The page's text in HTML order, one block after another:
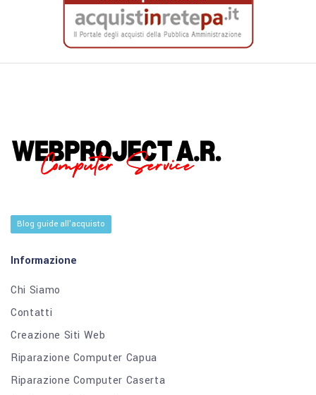
Blog guide all'acquisto
Informazione
Chi Siamo
Contatti
Creazione Siti Web
Riparazione Computer Capua
Riparazione Computer Caserta